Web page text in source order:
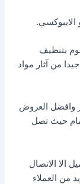
بتنظيف
من آثار مواد
وافضل العروض
حيث تصل
الا الاتصال
من العملاء